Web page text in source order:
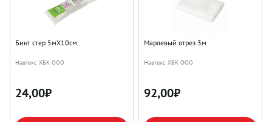
Бинт стер 5мX10см
Навтекс ХБК ООО
24,00₽
Марлевый отрез 3м
Навтекс ХБК ООО
92,00₽